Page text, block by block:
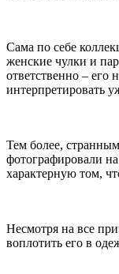
Сама по себе
женские чулки и
ответственно –
интерпретировать
Тем более,
фотографировали
характерную том,
Несмотря на все
воплотить его в